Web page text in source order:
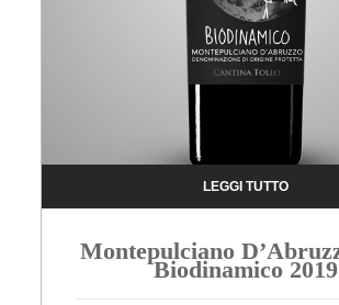
LEGGI TUTTO
Montepulciano
Biodinamico 2019